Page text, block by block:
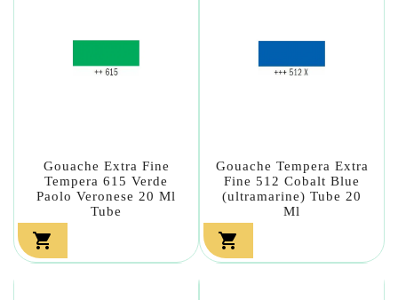
Gouache Extra Fine
Tempera 615 Verde
Paolo Veronese 20 Ml
Tube

Gouache Tempera Extra
Fine 512 Cobalt Blue
(ultramarine) Tube 20
Ml
